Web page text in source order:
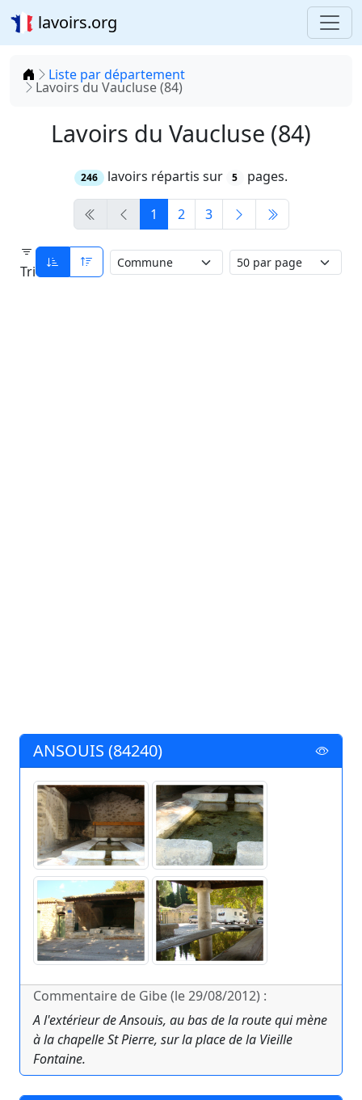
lavoirs.org
Accueil
Liste par département
Lavoirs du Vaucluse (84)
Lavoirs du Vaucluse (84)
246 lavoirs répartis sur 5 pages.
1 2 3
Tri
ANSOUIS (84240)
Commentaire de Gibe (le 29/08/2012) :
A l'extérieur de Ansouis, au bas de la route qui mène
à la chapelle St Pierre, sur la place de la Vieille
Fontaine.